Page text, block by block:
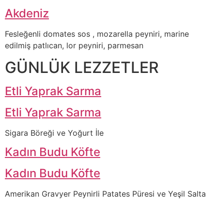
Akdeniz
Fesleğenli domates sos , mozarella peyniri, marine
edilmiş patlıcan, lor peyniri, parmesan
GÜNLÜK LEZZETLER
Etli Yaprak Sarma
Etli Yaprak Sarma
Sigara Böreği ve Yoğurt İle
Kadın Budu Köfte
Kadın Budu Köfte
Amerikan Gravyer Peynirli Patates Püresi ve Yeşil Salta